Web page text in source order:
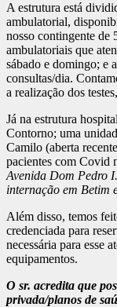
A estrutura está
ambulatorial,
nosso contingente de
ambulatoriais que
sábado e domingo; e
consultas/dia.
a realização dos
Já na estrutura
Contorno; uma
Camilo (aberta
pacientes com Covid
Avenida Dom Pedro
internação em Betim
Além disso, temos
credenciada para
necessária para esse
equipamentos.
O sr. acredita que
privada/planos de